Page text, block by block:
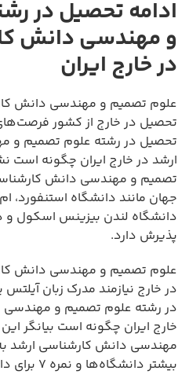
ادامه تحصیل در
و مهندسی دانش
در خارج ایران
علوم تصمیم و مهندسی دانش
تحصیل در خارج از کشور
تحصیل در رشته علوم تصمیم و
ارشد در خارج ایران چگونه
تصمیم و مهندسی دانش
جهان مانند دانشگاه استنفورد،
دانشگاه لندن بیزینس اسکول و
پذیرش دارد.
علوم تصمیم و مهندسی دانش
در خارج نیازمند مدرک زبان
در رشته علوم تصمیم و مهندسی
خارج ایران چگونه است بیانگر
بیشتر دانشگاه‌ها و نمره ۷ برای دانشگاه‌های خوب نیاز دارد.